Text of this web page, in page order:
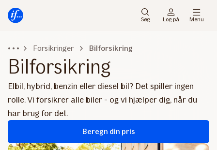
Søg Log på Menu
Forsikringer Bilforsikring
Bilforsikring
Elbil, hybrid, benzin eller diesel bil? Det spiller ingen
rolle. Vi forsikrer alle biler - og vi hjælper dig, når du
har brug for det.
Beregn din pris